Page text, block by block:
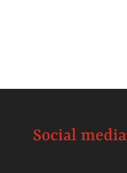
Social media